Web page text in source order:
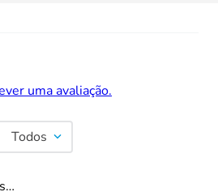
uma avaliação.
Todos